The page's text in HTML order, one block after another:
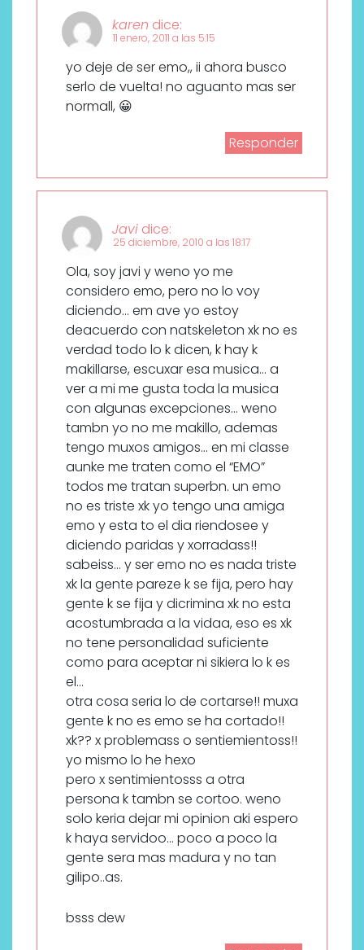
karen dice:
11 enero, 2011 a las 5:15
yo deje de ser emo,, ii ahora busco
serlo de vuelta! no aguanto mas ser
normall, 😀
Responder
Javi dice:
25 diciembre, 2010 a las 18:17
Ola, soy javi y weno yo me
considero emo, pero no lo voy
diciendo… em ave yo estoy
deacuerdo con natskeleton xk no es
verdad todo lo k dicen, k hay k
makillarse, escuxar esa musica… a
ver a mi me gusta toda la musica
con algunas excepciones… weno
tambn yo no me makillo, ademas
tengo muxos amigos… en mi classe
aunke me traten como el “EMO”
todos me tratan superbn. un emo
no es triste xk yo tengo una amiga
emo y esta to el dia riendosee y
diciendo paridas y xorradass!!
sabeiss… y ser emo no es nada triste
xk la gente pareze k se fija, pero hay
gente k se fija y dicrimina xk no esta
acostumbrada a la vidaa, eso es xk
no tene personalidad suficiente
como para aceptar ni sikiera lo k es
el…
otra cosa seria lo de cortarse!! muxa
gente k no es emo se ha cortado!!
xk?? x problemass o sentiemientoss!!
yo mismo lo he hexo
pero x sentimientosss a otra
persona k tambn se cortoo. weno
solo keria dejar mi opinion aki espero
k haya servidoo… poco a poco la
gente sera mas madura y no tan
gilipo..as.
bsss dew